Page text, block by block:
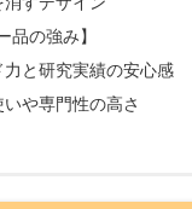
品の強み】
力と研究実績の安心感
や専門性の高さ